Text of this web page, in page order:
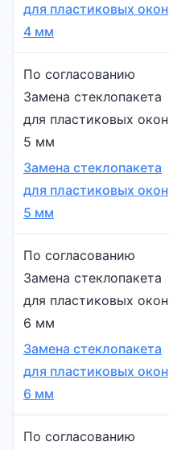
для пластиковых окон
4 мм
По согласованию
Замена стеклопакета
для пластиковых окон
5 мм
Замена стеклопакета
для пластиковых окон
5 мм
По согласованию
Замена стеклопакета
для пластиковых окон
6 мм
Замена стеклопакета
для пластиковых окон
6 мм
По согласованию